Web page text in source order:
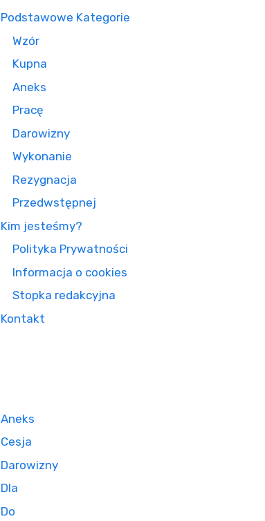
Podstawowe Kategorie
Wzór
Kupna
Aneks
Pracę
Darowizny
Wykonanie
Rezygnacja
Przedwstępnej
Kim jesteśmy?
Polityka Prywatności
Informacja o cookies
Stopka redakcyjna
Kontakt
Aneks
Cesja
Darowizny
Dla
Do